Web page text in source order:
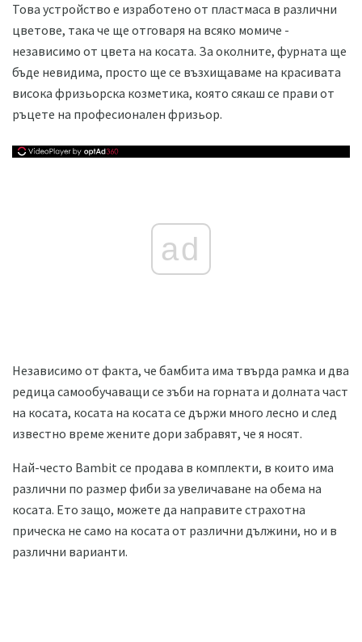
Това устройство е изработено от пластмаса в различни
цветове, така че ще отговаря на всяко момиче -
независимо от цвета на косата. За околните, фурната ще
бъде невидима, просто ще се възхищаваме на красивата
висока фризьорска козметика, която сякаш се прави от
ръцете на професионален фризьор.
ad
Независимо от факта, че бамбита има твърда рамка и два
редица самообучаващи се зъби на горната и долната част
на косата, косата на косата се държи много лесно и след
известно време жените дори забравят, че я носят.
Най-често Bambit се продава в комплекти, в които има
различни по размер фиби за увеличаване на обема на
косата. Ето защо, можете да направите страхотна
прическа не само на косата от различни дължини, но и в
различни варианти.